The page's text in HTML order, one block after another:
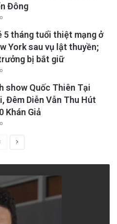
Đông
5 tháng tuổi thiệt mạng ở
York sau vụ lật thuyền;
bị bắt giữ
show Quốc Thiên Tại
Đêm Diễn Vẫn Thu Hút
Khán Giả
PreviousNext